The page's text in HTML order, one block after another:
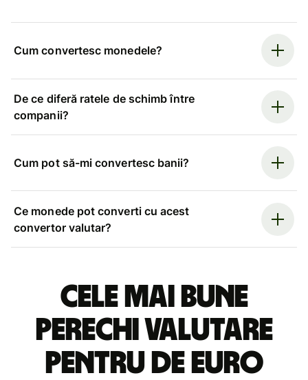
Cum convertesc monedele?
De ce diferă ratele de schimb între
companii?
Cum pot să-mi convertesc banii?
Ce monede pot converti cu acest
convertor valutar?
Cele mai bune
perechi valutare
pentru de euro